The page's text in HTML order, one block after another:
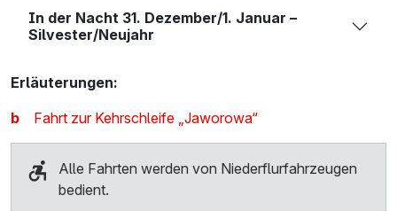
In der Nacht 31. Dezember/1. Januar –
Silvester/Neujahr
Erläuterungen:
b
Fahrt zur Kehrschleife „Jaworowa“
Alle Fahrten werden von Niederflurfahrzeugen
bedient.